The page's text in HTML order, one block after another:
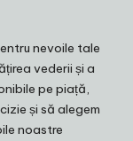
nevoile tale
vederii și a
pe piață,
și să alegem
noastre